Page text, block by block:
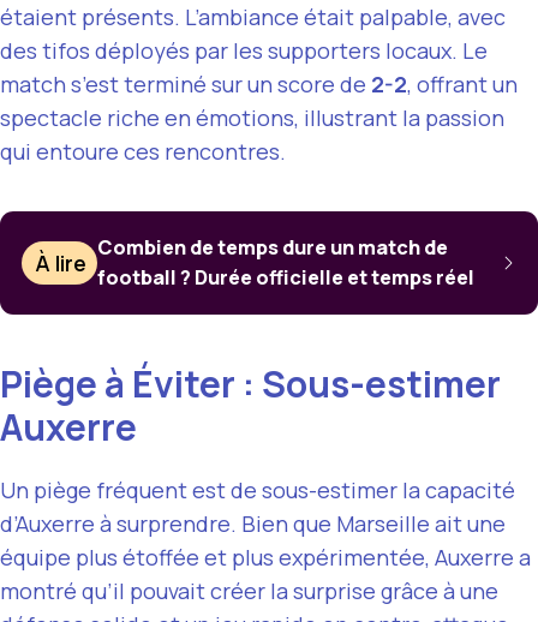
étaient présents. L’ambiance était palpable, avec
des tifos déployés par les supporters locaux. Le
match s’est terminé sur un score de 2-2, offrant un
spectacle riche en émotions, illustrant la passion
qui entoure ces rencontres.
À lire
Combien de temps dure un match de
football ? Durée officielle et temps réel
Piège à Éviter : Sous-estimer
Auxerre
Un piège fréquent est de sous-estimer la capacité
d’Auxerre à surprendre. Bien que Marseille ait une
équipe plus étoffée et plus expérimentée, Auxerre a
montré qu’il pouvait créer la surprise grâce à une